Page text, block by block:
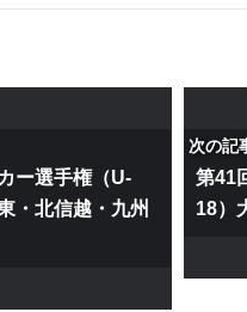
ー選手権（U-
・北信越・九州
次の記
第41
18）